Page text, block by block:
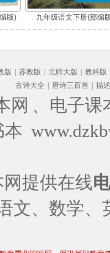
版) 九年级语文下册(部编
版 苏教版 北师大版 教科版
古诗大全
唐诗三百首 描
网 、电子课
本
提供在线
文、数学、